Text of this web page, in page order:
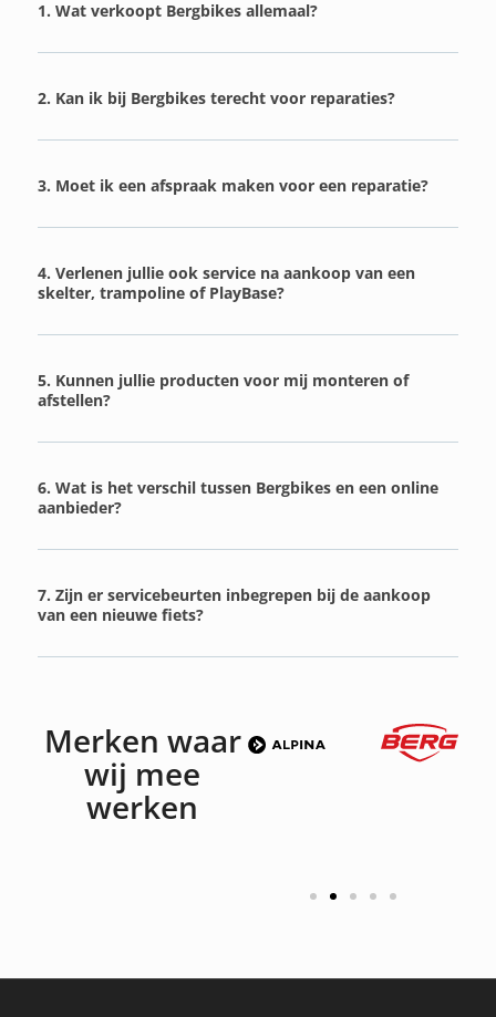
1. Wat verkoopt Bergbikes allemaal?
2. Kan ik bij Bergbikes terecht voor reparaties?
3. Moet ik een afspraak maken voor een reparatie?
4. Verlenen jullie ook service na aankoop van een
skelter, trampoline of PlayBase?
5. Kunnen jullie producten voor mij monteren of
afstellen?
6. Wat is het verschil tussen Bergbikes en een online
aanbieder?
7. Zijn er servicebeurten inbegrepen bij de aankoop
van een nieuwe fiets?
Merken waar
wij mee
werken